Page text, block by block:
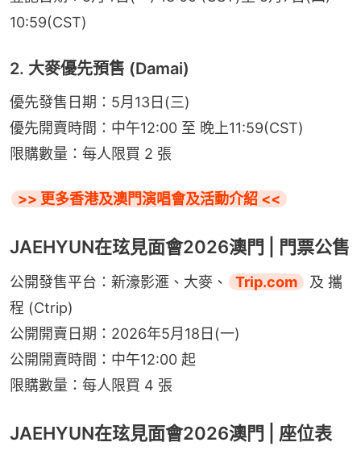
10:59(CST)
2. 大麥優先預售 (Damai)
優先發售日期：5月13日(三)
優先開賣時間：中午12:00 至 晚上11:59(CST)
限購數量：每人限買 2 張
>> 更多香港及澳門演唱會及活動介紹 <<
JAEHYUN在玹見面會2026澳門 | 門票公售
公開發售平台：新濠影滙、大麥、 Trip.com
及 攜
程 (Ctrip)
公開開賣日期：2026年5月18日(一)
公開開賣時間：中午12:00 起
限購數量：每人限買 4 張
JAEHYUN在玹見面會2026澳門 | 座位表